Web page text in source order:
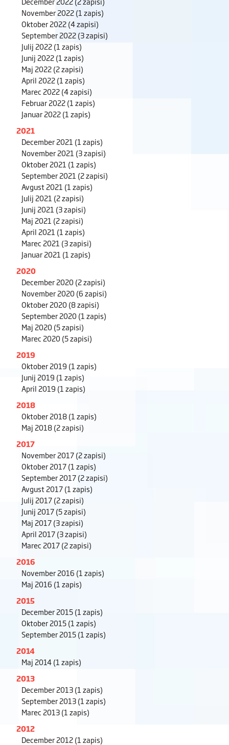
November 2022(1 zapis)
Oktober 2022(4 zapisi)
September 2022(3 zapisi)
Julij 2022(1 zapis)
Junij 2022(1 zapis)
Maj 2022(2 zapisi)
April 2022(1 zapis)
Marec 2022(4 zapisi)
Februar 2022(1 zapis)
Januar 2022(1 zapis)
2021
December 2021 (1 zapis)
November 2021 (3 zapisi)
Oktober 2021 (1 zapis)
September 2021 (2 zapisi)
Avgust 2021 (1 zapis)
Julij 2021 (2 zapisi)
Junij 2021 (3 zapisi)
Maj 2021 (2 zapisi)
April 2021 (1 zapis)
Marec 2021 (3 zapisi)
Januar 2021 (1 zapis)
2020
December 2020(2 zapisi)
November 2020(6 zapisi)
Oktober 2020(8 zapisi)
September 2020(1 zapis)
Maj 2020(5 zapisi)
Marec 2020(5 zapisi)
2019
Oktober 2019 (1 zapis)
Junij 2019 (1 zapis)
April 2019 (1 zapis)
2018
Oktober 2018(1 zapis)
Maj 2018(2 zapisi)
2017
November 2017(2 zapisi)
Oktober 2017(1 zapis)
September 2017(2 zapisi)
Avgust 2017(1 zapis)
Julij 2017(2 zapisi)
Junij 2017(5 zapisi)
Maj 2017(3 zapisi)
April 2017(3 zapisi)
Marec 2017(2 zapisi)
2016
November 2016 (1 zapis)
Maj 2016 (1 zapis)
2015
December 2015(1 zapis)
Oktober 2015(1 zapis)
September 2015(1 zapis)
2014
Maj 2014(1 zapis)
2013
December 2013(1 zapis)
September 2013(1 zapis)
Marec 2013(1 zapis)
2012
December 2012(1 zapis)